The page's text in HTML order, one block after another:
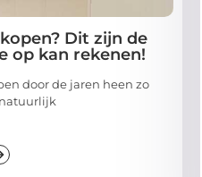
Dit zijn de
op kan rekenen!
door de jaren heen zo